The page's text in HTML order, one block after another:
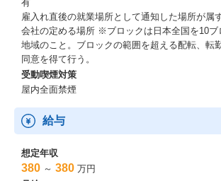
有
雇入れ直後の就業場所として通知した場所が属
会社の定める場所 ※ブロックは日本全国を10ブ
地域のこと。ブロックの範囲を超える配転、転
同意を得て行う。
受動喫煙対策
屋内全面禁煙
給与
想定年収
380 ～ 380 万円